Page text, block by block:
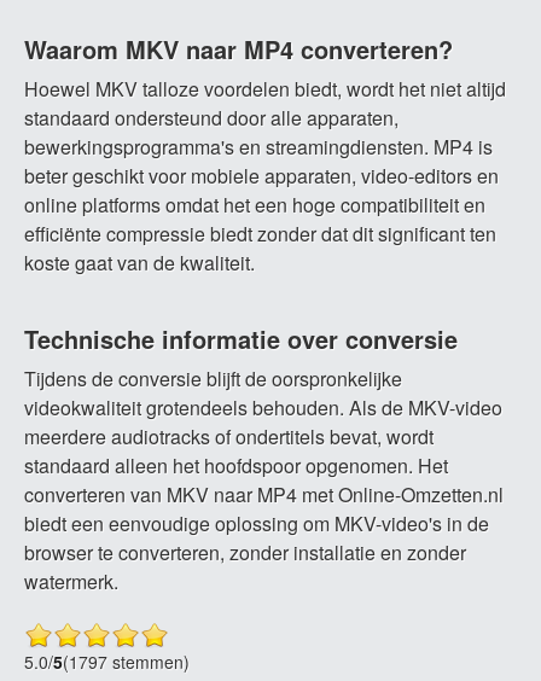
Waarom MKV naar MP4 converteren?
Hoewel MKV talloze voordelen biedt, wordt het niet altijd
standaard ondersteund door alle apparaten,
bewerkingsprogramma's en streamingdiensten. MP4 is
beter geschikt voor mobiele apparaten, video-editors en
online platforms omdat het een hoge compatibiliteit en
efficiënte compressie biedt zonder dat dit significant ten
koste gaat van de kwaliteit.
Technische informatie over conversie
Tijdens de conversie blijft de oorspronkelijke
videokwaliteit grotendeels behouden. Als de MKV-video
meerdere audiotracks of ondertitels bevat, wordt
standaard alleen het hoofdspoor opgenomen. Het
converteren van MKV naar MP4 met Online-Omzetten.nl
biedt een eenvoudige oplossing om MKV-video's in de
browser te converteren, zonder installatie en zonder
watermerk.
5.0/5(1797 stemmen)